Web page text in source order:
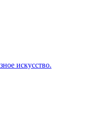
искусство.